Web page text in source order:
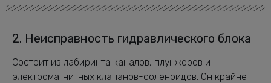
2. Неисправность гидравлического блока
Состоит из лабиринта каналов, плунжеров и
электромагнитных клапанов-соленоидов. Он крайне